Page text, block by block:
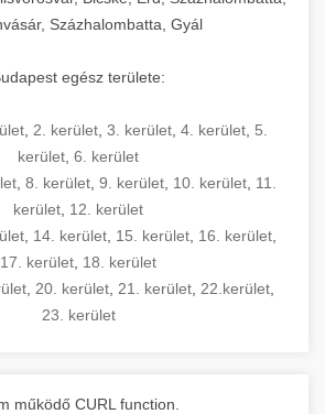
Százhalombatta, Gyál
egész területe:
2. kerület 3. kerület 4. kerület 5.
kerület 6. kerület
, 8. kerület, 9. kerület, 10. kerület, 11.
kerület 12. kerület
14. kerület 15. kerület 16. kerület
17. kerület 18. kerület
20. kerület 21. kerület 22.kerület
23. kerület
működő CURL function.